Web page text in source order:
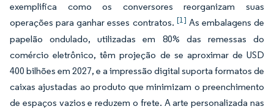
exemplifica como os conversores reorganizam suas
operações para ganhar esses contratos. [1] As embalagens de
papelão ondulado, utilizadas em 80% das remessas do
comércio eletrônico, têm projeção de se aproximar de USD
400 bilhões em 2027, e a impressão digital suporta formatos de
caixas ajustadas ao produto que minimizam o preenchimento
de espaços vazios e reduzem o frete. A arte personalizada nas